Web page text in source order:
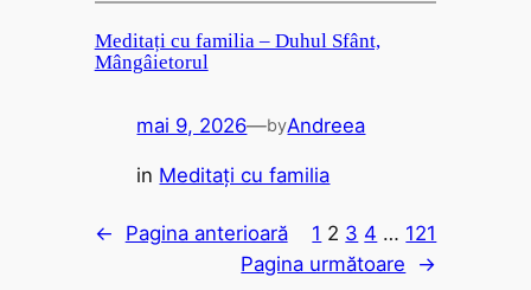
Meditați cu familia – Duhul Sfânt,
Mângâietorul
mai 9, 2026—byAndreea
in Meditați cu familia
← Pagina anterioară 1 2 3 4 … 121
Pagina următoare
→